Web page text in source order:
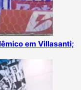
em Villasanti;